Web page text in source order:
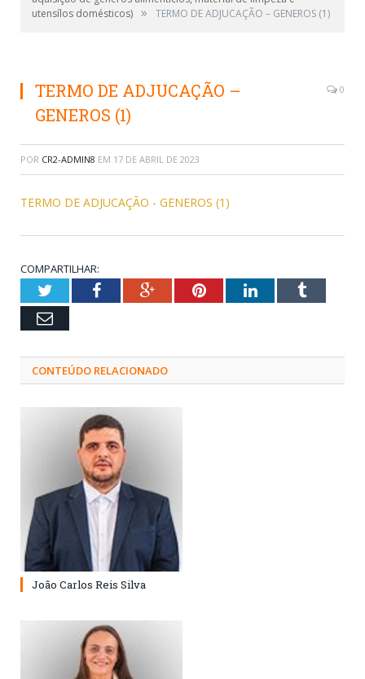
utensílos domésticos) » TERMO DE ADJUCAÇÃO – GENEROS (1)
TERMO DE ADJUCAÇÃO –
GENEROS (1)
0
POR CR2-ADMIN8 EM 17 DE ABRIL DE 2023
TERMO DE ADJUCAÇÃO - GENEROS (1)
COMPARTILHAR:
TwitterFacebookGoogle+PinterestLinkedInTumblr
Email
CONTEÚDO RELACIONADO
João Carlos Reis Silva